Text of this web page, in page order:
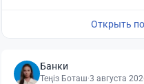
Открыть
Банки
Теңіз Боташ·3 августа